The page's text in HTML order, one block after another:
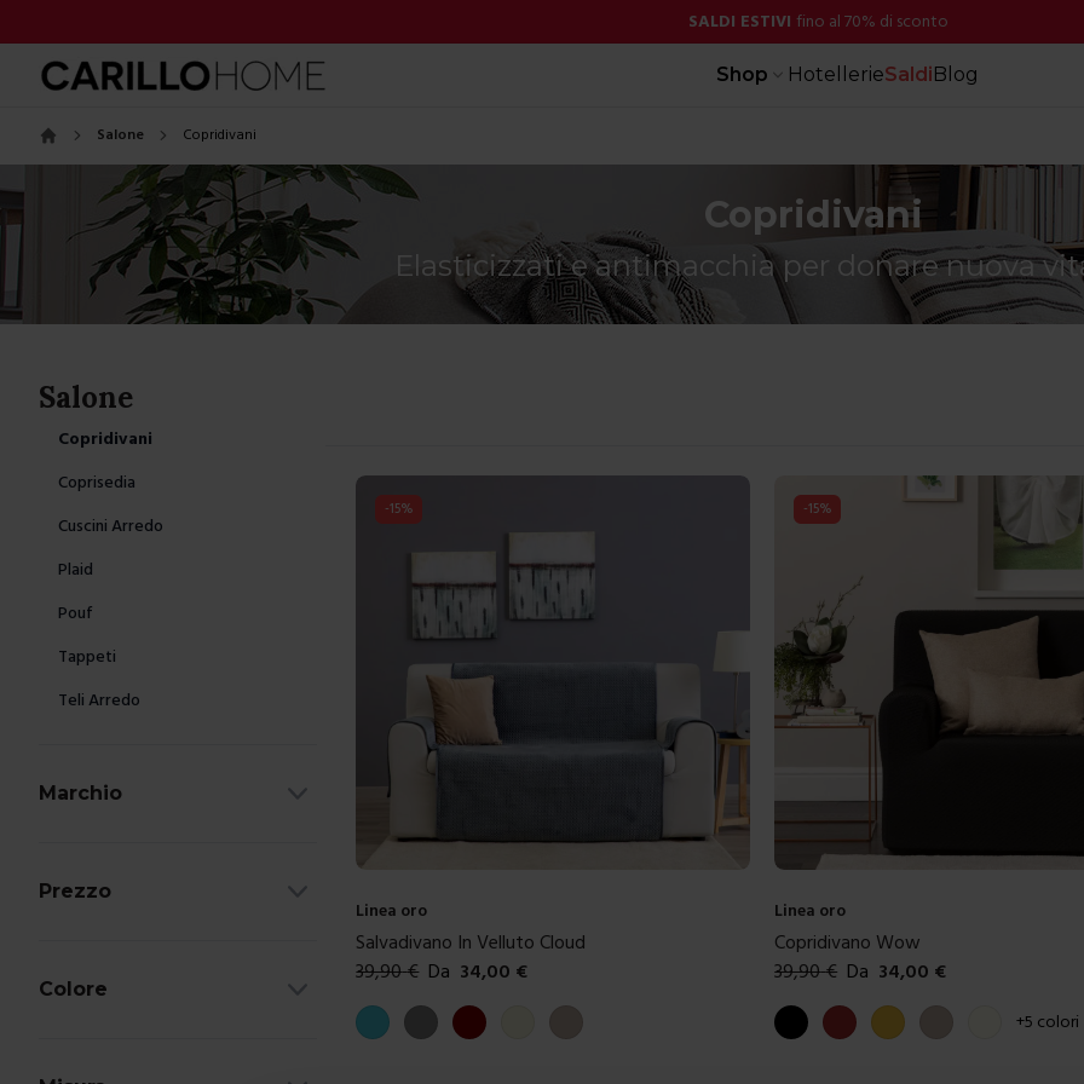
SALDI ESTIVI fino al 70% di sconto
Shop HotellerieSaldiBlog
Home
Salone Copridivani
Copridivani
Elasticizzati e antimacchia per donare nuova
Salone
Copridivani
Coprisedia
Cuscini Arredo
Plaid
Pouf
Tappeti
Teli Arredo
Marchio
Prezzo
Colore
-15%
Linea oro
Salvadivano In Velluto Cloud
39,90€ Da 34,00 €
Colori disponibili
AzzurroGrigioBordeaux Tortora
-15%
Linea oro
Copridivano Wow
39,90€ Da 34,00 €
Colori disponibili
Nero MarroneGiallo Tortora Avorio+5 colori